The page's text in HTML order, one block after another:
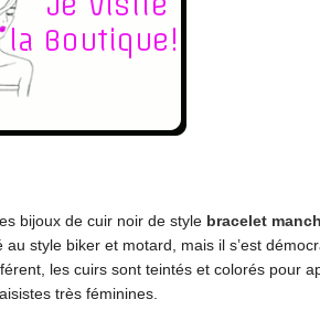
bijoux de cuir noir de style bracelet
style biker et motard, mais il s’est
les cuirs sont teintés et colorés pour
très féminines.